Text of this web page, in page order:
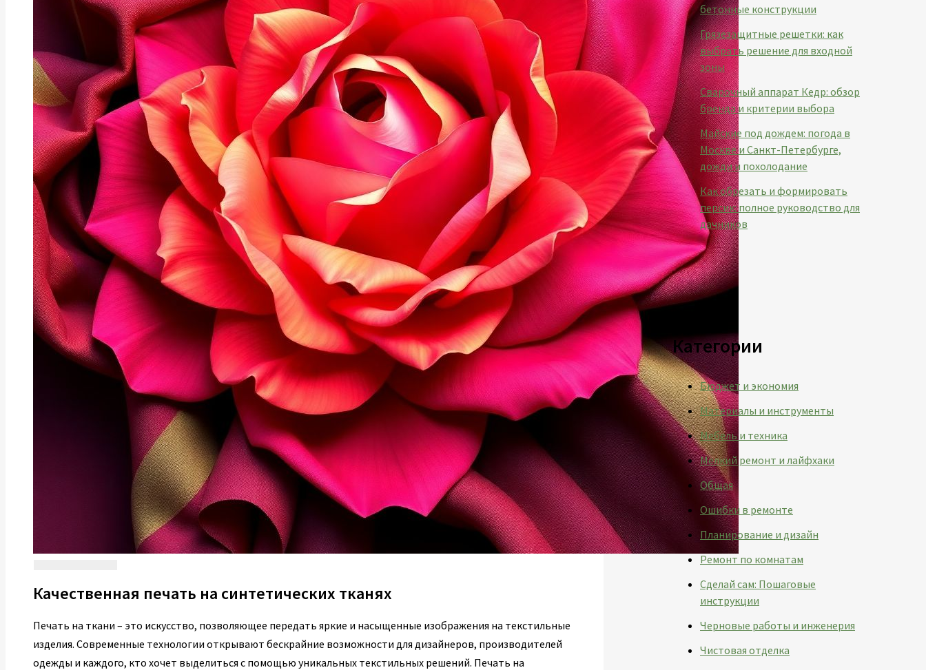
Качественная печать на синтетических тканях
Печать на ткани – это искусство, позволяющее передать яркие и насыщенные изображения на текстильные
изделия. Современные технологии открывают бескрайние возможности для дизайнеров, производителей
одежды и каждого, кто хочет выделиться с помощью уникальных текстильных решений. Печать на
бетонные конструкции
Грязезащитные решетки: как
выбрать решение для входной
зоны
Сварочный аппарат Кедр: обзор
бренда и критерии выбора
Майские под дождем: погода в
Москве и Санкт-Петербурге,
дожди и похолодание
Как обрезать и формировать
персик: полное руководство для
дачников
Категории
Бюджет и экономия
Материалы и инструменты
Мебель и техника
Мелкий ремонт и лайфхаки
Общая
Ошибки в ремонте
Планирование и дизайн
Ремонт по комнатам
Сделай сам: Пошаговые
инструкции
Черновые работы и инженерия
Чистовая отделка